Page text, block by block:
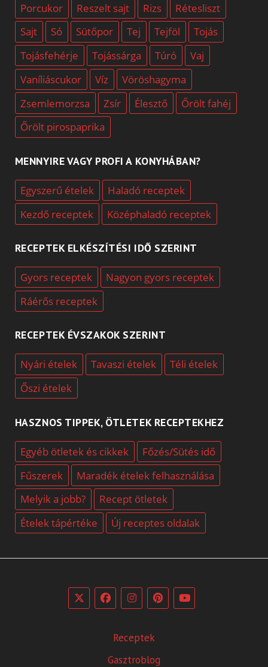
Porcukor
Reszelt sajt Rizs
Rétesliszt
Sajt
Só Sütőpor Tej Tejföl
Tojás
Tojásfehérje
Tojássárga Túró
Vaj
Vaníliáscukor
Víz
Vöröshagyma
Zsemlemorzsa
Zsír Élesztő
Őrölt fahéj
Őrölt pirospaprika
MENNYIRE VAGY PROFI A KONYHÁBAN?
Egyszerű ételek
Haladó receptek
Kezdő receptek
Középhaladó receptek
RECEPTEK ELKÉSZÍTÉSI IDŐ SZERINT
Gyors receptek
Nagyon gyors receptek
Ráérős receptek
RECEPTEK ÉVSZAKOK SZERINT
Nyári ételek Tavaszi ételek
Téli ételek
Őszi ételek
HASZNOS TIPPEK, ÖTLETEK RECEPTEKHEZ
Egyéb ötletek és cikkek
Főzés/Sütés idő
Fűszerek
Maradék ételek felhasználása
Melyik a jobb?
Recept ötletek
Ételek tápértéke
Új receptes oldalak
Receptek
Gasztroblog